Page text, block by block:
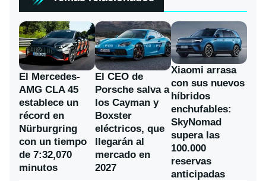
El Mercedes-
AMG CLA 45
establece un
récord en
Nürburgring
con un tiempo
de 7:32,070
minutos
El CEO de
Porsche salva a
los Cayman y
Boxster
eléctricos, que
llegarán al
mercado en
2027
Xiaomi arrasa
con sus nuevos
híbridos
enchufables:
SkyNomad
supera las
100.000
reservas
anticipadas